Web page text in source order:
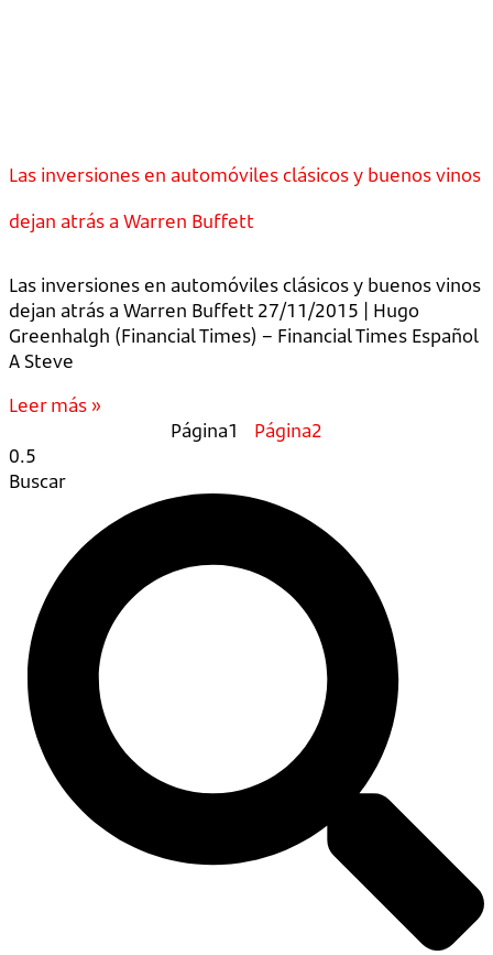
Las inversiones en automóviles clásicos y buenos vinos
dejan atrás a Warren Buffett
Las inversiones en automóviles clásicos y buenos vinos
dejan atrás a Warren Buffett 27/11/2015 | Hugo
Greenhalgh (Financial Times) – Financial Times Español
A Steve
Leer más »
Página1 Página2
Buscar